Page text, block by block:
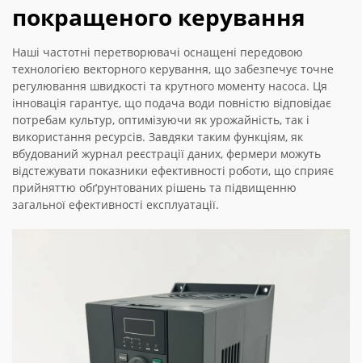
покращеного керування
Наші частотні перетворювачі оснащені передовою
технологією векторного керування, що забезпечує точне
регулювання швидкості та крутного моменту насоса. Ця
інновація гарантує, що подача води повністю відповідає
потребам культур, оптимізуючи як урожайність, так і
використання ресурсів. Завдяки таким функціям, як
вбудований журнал реєстрації даних, фермери можуть
відстежувати показники ефективності роботи, що сприяє
прийняттю обґрунтованих рішень та підвищенню
загальної ефективності експлуатації.